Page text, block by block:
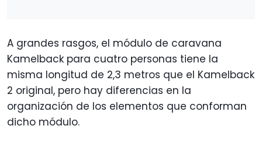
A grandes rasgos, el módulo de caravana
Kamelback para cuatro personas tiene la
misma longitud de 2,3 metros que el Kamelback
2 original, pero hay diferencias en la
organización de los elementos que conforman
dicho módulo.